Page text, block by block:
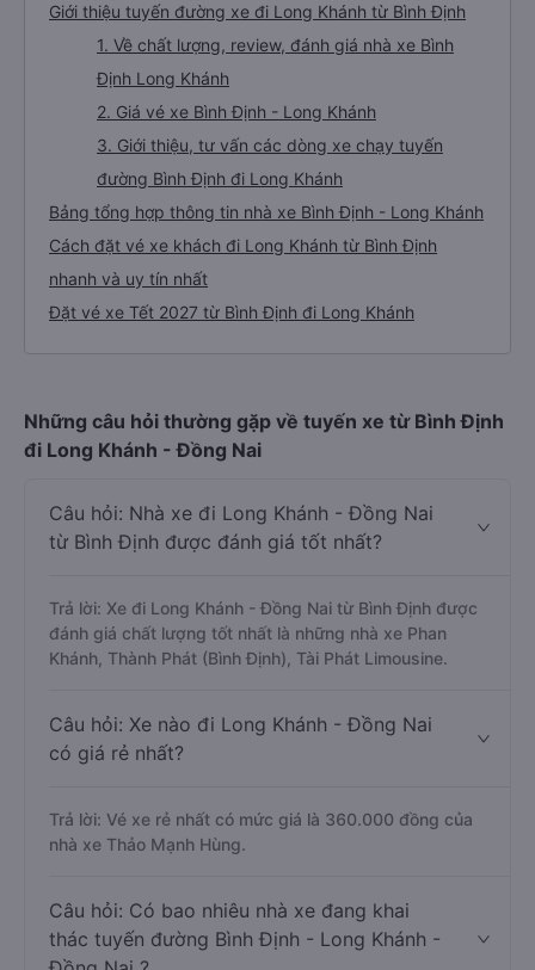
Giới thiệu tuyến đường xe đi Long Khánh từ Bình Định
1. Về chất lượng, review, đánh giá nhà xe Bình
Định Long Khánh
2. Giá vé xe Bình Định - Long Khánh
3. Giới thiệu, tư vấn các dòng xe chạy tuyến
đường Bình Định đi Long Khánh
Bảng tổng hợp thông tin nhà xe Bình Định - Long Khánh
Cách đặt vé xe khách đi Long Khánh từ Bình Định
nhanh và uy tín nhất
Đặt vé xe Tết 2027 từ Bình Định đi Long Khánh
Những câu hỏi thường gặp về tuyến xe từ Bình Định
đi Long Khánh - Đồng Nai
Câu hỏi: Nhà xe đi Long Khánh - Đồng Nai
từ Bình Định được đánh giá tốt nhất?
Trả lời: Xe đi Long Khánh - Đồng Nai từ Bình Định được
đánh giá chất lượng tốt nhất là những nhà xe Phan
Khánh, Thành Phát (Bình Định), Tài Phát Limousine.
Câu hỏi: Xe nào đi Long Khánh - Đồng Nai
có giá rẻ nhất?
Trả lời: Vé xe rẻ nhất có mức giá là 360.000 đồng của
nhà xe Thảo Mạnh Hùng.
Câu hỏi: Có bao nhiêu nhà xe đang khai
thác tuyến đường Bình Định - Long Khánh -